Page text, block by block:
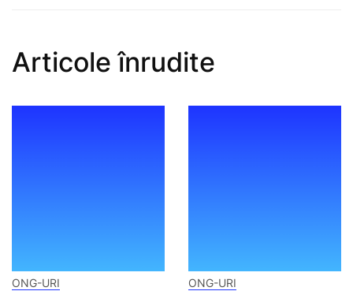
Articole înrudite
ONG-URI ONG-URI